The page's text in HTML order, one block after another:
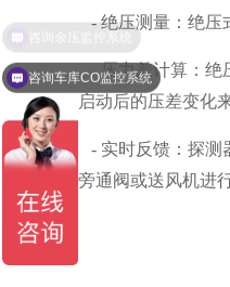
- 绝压测量：绝压
- 压力差计算：绝
启动后的压差变化
- 实时反馈：探测
旁通阀或送风机进
咨询车库CO监控系统